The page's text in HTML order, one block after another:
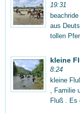
19:31
aus
tollen
kleine
8:24
kleine
, Familie
Fluß . Es